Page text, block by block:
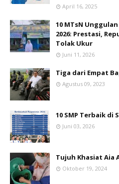
April 16, 2025
10 MTsN
2026: Prestasi,
Tolak Ukur
Juni 11, 2026
Tiga dari Empat
Agustus 09, 2023
10 SMP Terbaik di
Juni 03, 2026
Tujuh Khasiat Aia
Oktober 19, 2024